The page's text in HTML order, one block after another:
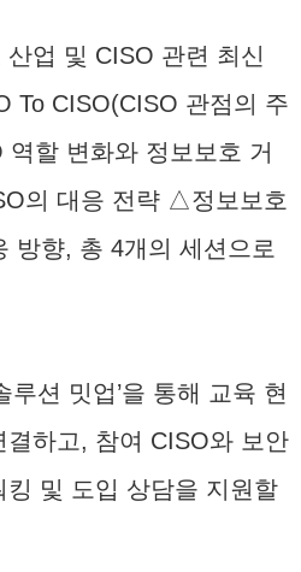
업 및 CISO 관련 최신
To CISO(CISO 관점의 주
할 변화와 정보보호 거
의 대응 전략 △정보보호
방향, 총 4개의 세션으로
루션 밋업’을 통해 교육 현
하고, 참여 CISO와 보안
및 도입 상담을 지원할